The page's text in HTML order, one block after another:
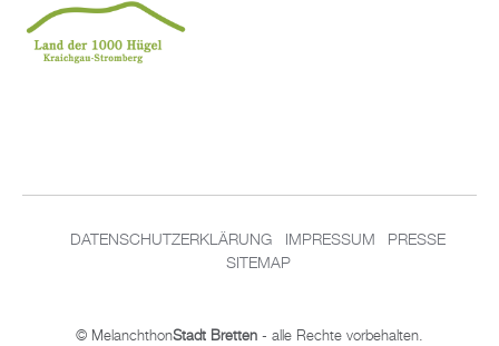
DATENSCHUTZERKLÄRUNG IMPRESSUM
PRESSE
SITEMAP
© MelanchthonStadt Bretten - alle Rechte vorbehalten.